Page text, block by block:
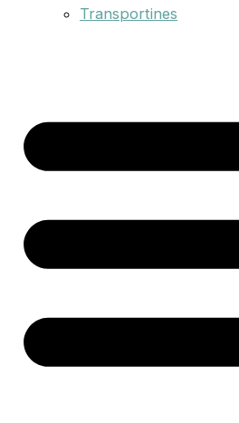
Transportines